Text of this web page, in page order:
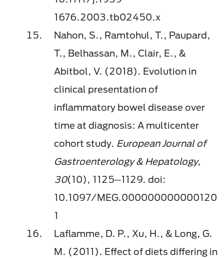
1676.2003.tb02450.x
Nahon, S., Ramtohul, T., Paupard,
T., Belhassan, M., Clair, E., &
Abitbol, V. (2018). Evolution in
clinical presentation of
inflammatory bowel disease over
time at diagnosis: A multicenter
cohort study. European Journal of
Gastroenterology & Hepatology,
30(10), 1125─1129. doi:
10.1097/MEG.000000000000120
1
Laflamme, D. P., Xu, H., & Long, G.
M. (2011). Effect of diets differing in